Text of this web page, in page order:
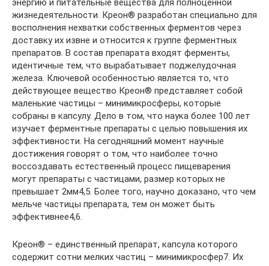
энергию и питательные вещества для полноценной
жизнедеятельности. Креон® разработан специально для
восполнения нехватки собственных ферментов через
доставку их извне и относится к группе ферментных
препаратов. В состав препарата входят ферменты,
идентичные тем, что вырабатывает поджелудочная
железа. Ключевой особенностью является то, что
действующее вещество Креон® представляет собой
маленькие частицы – минимикросферы, которые
собраны в капсулу. Дело в том, что наука более 100 лет
изучает ферментные препараты с целью повышения их
эффективности. На сегодняшний момент научные
достижения говорят о том, что наиболее точно
воссоздавать естественный процесс пищеварения
могут препараты с частицами, размер которых не
превышает 2мм4,5. Более того, научно доказано, что чем
мельче частицы препарата, тем он может быть
эффективнее4,6.
Креон® – единственный препарат, капсула которого
содержит сотни мелких частиц – минимикросфер7. Их